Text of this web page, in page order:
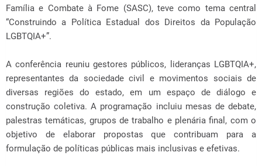
Família e Combate à Fome (SASC), teve como tema central
“Construindo a Política Estadual dos Direitos da População
LGBTQIA+”.
A conferência reuniu gestores públicos, lideranças LGBTQIA+,
representantes da sociedade civil e movimentos sociais de
diversas regiões do estado, em um espaço de diálogo e
construção coletiva. A programação incluiu mesas de debate,
palestras temáticas, grupos de trabalho e plenária final, com o
objetivo de elaborar propostas que contribuam para a
formulação de políticas públicas mais inclusivas e efetivas.